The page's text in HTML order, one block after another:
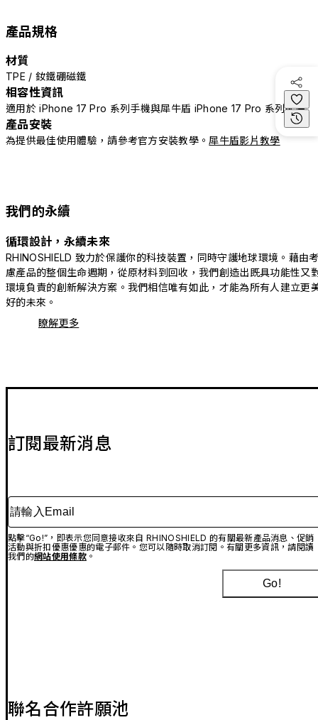
產品規格
材質
TPE / 釹鐵硼磁鐵
相容性資訊
適用於 iPhone 17 Pro 系列手機與犀牛盾 iPhone 17 Pro 系列配件
產品安裝
為提供最佳使用體驗，請參考官方安裝教學。 犀牛盾影片教學
我們的永續
循環設計，永續未來
RHINOSHIELD 致力於保護你的科技裝置，同時守護地球環境。藉由
慮產品的整個生命週期，從原材料到回收，我們創造出既具功能性又
環境負責的創新解決方案。我們相信唯有如此，才能為所有人建立更
好的未來。
瞭解更多
訂閱最新消息
請輸入Email
點擊“Go!”，即表示您同意接收來自 RHINOSHIELD 的有關最新產品消息、促銷
活動與折扣優惠優惠的電子郵件。您可以隨時取消訂閱。有關更多資訊，請閱讀
我們的網站使用條款。
Go!
聯名合作許願池